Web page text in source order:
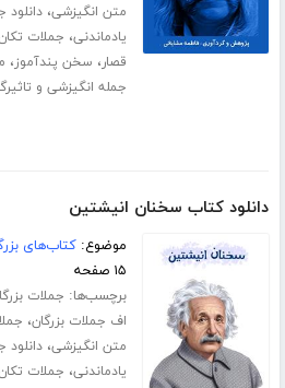
متن انگیزشی،
یادماندنی، جملات
قصار، سخن پندآموز،
جمله انگیزشی و
دانلود کتاب سخنان انیشتین
موضوع:کتاب‌های
۱۵ صفحه
برچسب‌ها: جملات
اف جملات بزرگان،
متن انگیزشی،
یادماندنی، جملات